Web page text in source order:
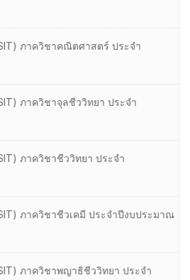
ภาควิชาคณิตศาสตร์ ประจํา
ภาควิชาจุลชีววิทยา ประจํา
ภาควิชาชีววิทยา ประจํา
ภาควิชาชีวเคมี ประจําปีงบประมาณ
ภาควิชาพญาธิชีววิทยา ประจํา